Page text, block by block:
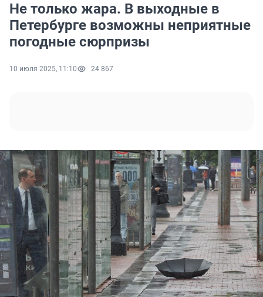
Не только жара. В выходные в
Петербурге возможны неприятные
погодные сюрпризы
10 июля 2025, 11:10 24 867